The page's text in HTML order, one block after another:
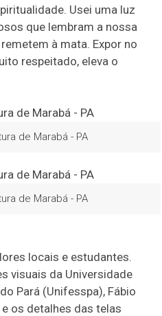
Usei uma luz
que lembram a nossa
à mata. Expor no
respeitado, eleva o
de Marabá - PA
de Marabá - PA
locais e estudantes.
visuais da Universidade
Pará (Unifesspa), Fábio
os detalhes das telas